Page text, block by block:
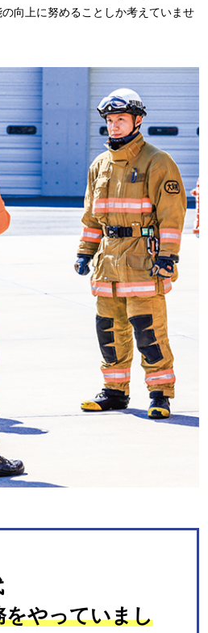
向上に努めることしか考えていませ
をやっていまし